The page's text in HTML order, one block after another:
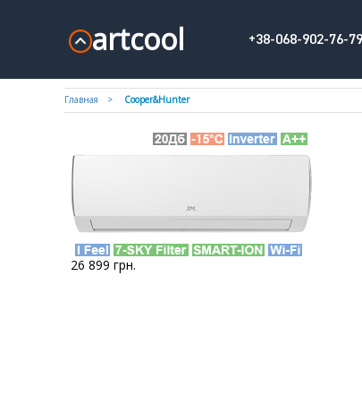
artcool +38-068-902-76-79
Главная Cooper&Hunter
26 899 грн.